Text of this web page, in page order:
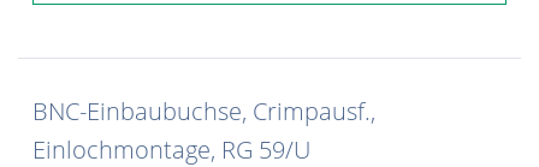
BNC-Einbaubuchse, Crimpausf.,
Einlochmontage, RG 59/U